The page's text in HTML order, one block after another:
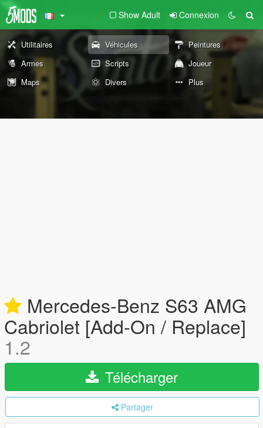
Show Adult Connexion
Utilitaires Véhicules
Peintures
Armes
Scripts
Joueur
Maps
Divers Plus
Mercedes-Benz S63 AMG
Cabriolet [Add-On / Replace]
1.2
Télécharger
Partager